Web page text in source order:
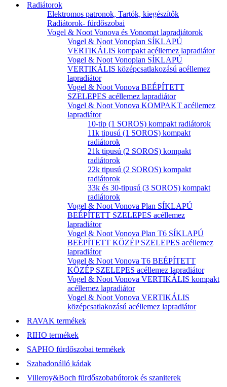
Radiátorok
Elektromos patronok, Tartók, kiegészítők
Radiátorok- fürdőszobai
Vogel & Noot Vonova és Vonomat lapradiátorok
Vogel & Noot Vonoplan SÍKLAPÚ
VERTIKÁLIS kompakt acéllemez lapradiátor
Vogel & Noot Vonoplan SÍKLAPÚ
VERTIKÁLIS középcsatlakozású acéllemez
lapradiátor
Vogel & Noot Vonova BEÉPÍTETT
SZELEPES acéllemez lapradiátor
Vogel & Noot Vonova KOMPAKT acéllemez
lapradiátor
10-tip (1 SOROS) kompakt radiátorok
11k tipusú (1 SOROS) kompakt
radiátorok
21k tipusú (2 SOROS) kompakt
radiátorok
22k tipusú (2 SOROS) kompakt
radiátorok
33k és 30-tipusú (3 SOROS) kompakt
radiátorok
Vogel & Noot Vonova Plan SÍKLAPÚ
BEÉPÍTETT SZELEPES acéllemez
lapradiátor
Vogel & Noot Vonova Plan T6 SÍKLAPÚ
BEÉPÍTETT KÖZÉP SZELEPES acéllemez
lapradiátor
Vogel & Noot Vonova T6 BEÉPÍTETT
KÖZÉP SZELEPES acéllemez lapradiátor
Vogel & Noot Vonova VERTIKÁLIS kompakt
acéllemez lapradiátor
Vogel & Noot Vonova VERTIKÁLIS
középcsatlakozású acéllemez lapradiátor
RAVAK termékek
RIHO termékek
SAPHO fürdőszobai termékek
Szabadonálló kádak
Villeroy&Boch fürdőszobabútorok és szaniterek